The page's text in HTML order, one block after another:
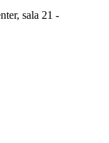
sala 21 -